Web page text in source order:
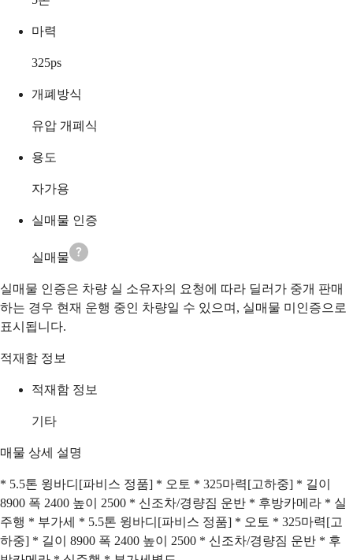
마력
325ps
개폐방식
유압 개폐식
용도
자가용
실매물 인증
실매물
실매물 인증은 차량 실 소유자의 요청에 따라 딜러가 중개 판매
하는 경우 현재 운행 중인 차량일 수 있으며, 실매물 미인증으로
표시됩니다.
적재함 정보
적재함 정보
기타
매물 상세 설명
* 5.5톤 윙바디[파비스 정품] * 오토 * 325마력[고하중] * 길이
8900 폭 2400 높이 2500 * 신조차/경량짐 운반 * 후방카메라 * 실
주행 * 부가세 * 5.5톤 윙바디[파비스 정품] * 오토 * 325마력[고
하중] * 길이 8900 폭 2400 높이 2500 * 신조차/경량짐 운반 * 후